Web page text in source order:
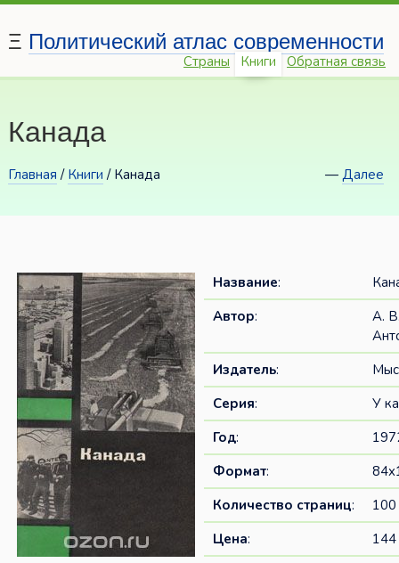
Ξ Политический атлас современности
Страны Книги Обратная связь
Канада
Главная / —Далее
Книги / Канада
Название:
Автор:
А.
Издатель:
Серия:
У
Год:
Формат:
Количество страниц:
100
Цена:
144